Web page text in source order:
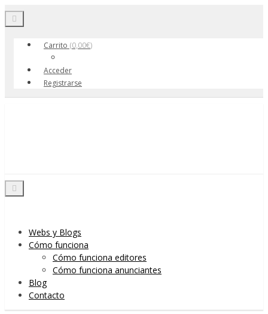
Toggle navigation
Carrito (0,00€)
Acceder
Registrarse
Menu
Skip to content
Toggle navigation
Webs y Blogs
Cómo funciona
Cómo funciona editores
Cómo funciona anunciantes
Blog
Contacto